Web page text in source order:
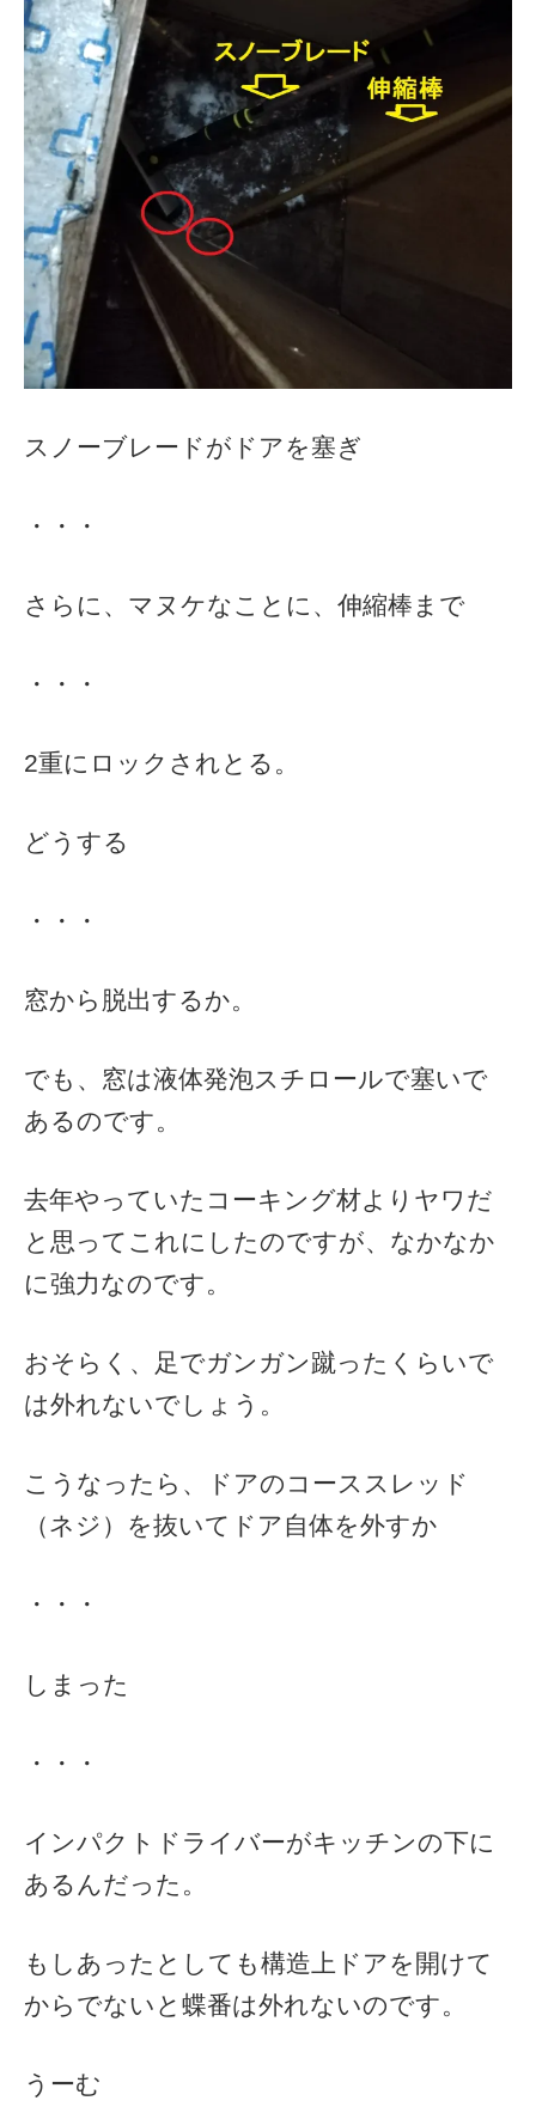
スノーブレードがドアを塞ぎ
・・・
さらに、マヌケなことに、伸縮棒まで
・・・
2重にロックされとる。
どうする
・・・
窓から脱出するか。
でも、窓は液体発泡スチロールで塞いで
あるのです。
去年やっていたコーキング材よりヤワだ
と思ってこれにしたのですが、なかなか
に強力なのです。
おそらく、足でガンガン蹴ったくらいで
は外れないでしょう。
こうなったら、ドアのコーススレッド
（ネジ）を抜いてドア自体を外すか
・・・
しまった
・・・
インパクトドライバーがキッチンの下に
あるんだった。
もしあったとしても構造上ドアを開けて
からでないと蝶番は外れないのです。
うーむ